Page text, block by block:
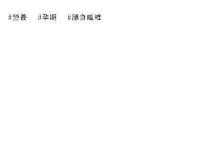
#營養 #孕期 #膳食纖維